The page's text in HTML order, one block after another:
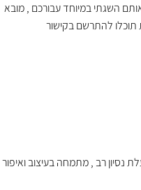
, אותם השגתי במיוחד עבורכם , מובא
תוכלו להתרשם בקישור
נסיון רב , מתמחה בעיצוב ואיפור